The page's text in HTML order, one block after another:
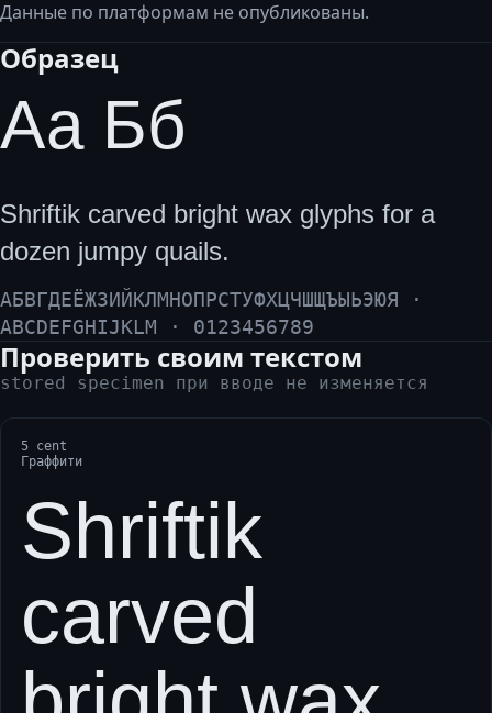
Данные по платформам не опубликованы.
Образец
Аа Бб
Shriftik carved bright wax glyphs for a
dozen jumpy quails.
АБВГДЕЁЖЗИЙКЛМНОПРСТУФХЦЧШЩЪЫЬЭЮЯ ·
ABCDEFGHIJKLM · 0123456789
Проверить своим текстом
stored specimen при вводе не изменяется
5 cent
Граффити
Shriftik
carved